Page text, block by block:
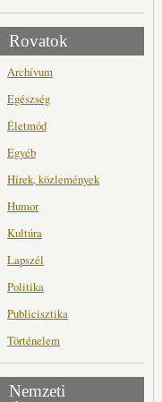
Rovatok
Archívum
Egészség
Életmód
Egyéb
Hírek, közlemények
Humor
Kultúra
Lapszél
Politika
Publicisztika
Történelem
Nemzeti